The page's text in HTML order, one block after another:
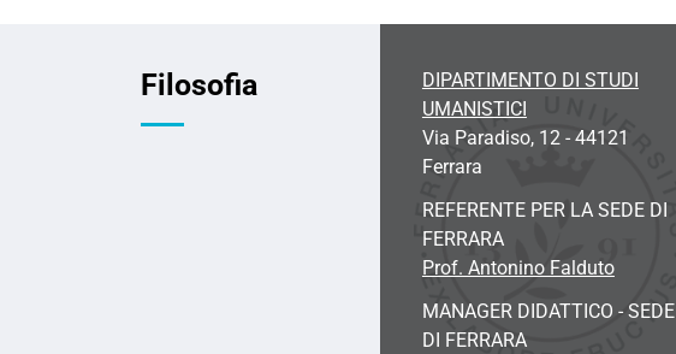
Filosofia
DIPARTIMENTO DI STUDI
UMANISTICI
Via Paradiso, 12 - 44121
Ferrara
REFERENTE PER LA SEDE DI
FERRARA
Prof. Antonino Falduto
MANAGER DIDATTICO - SEDE
DI FERRARA